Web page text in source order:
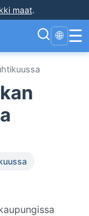
maat.
🌐 ☰